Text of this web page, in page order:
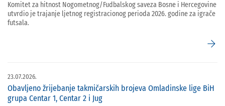
Komitet za hitnost Nogometnog/Fudbalskog saveza Bosne i Hercegovine
utvrdio je trajanje ljetnog registracionog perioda 2026. godine za igrače
futsala.
arrow_forward
23.07.2026.
Obavljeno žrijebanje takmičarskih brojeva Omladinske lige BiH
grupa Centar 1, Centar 2 i Jug